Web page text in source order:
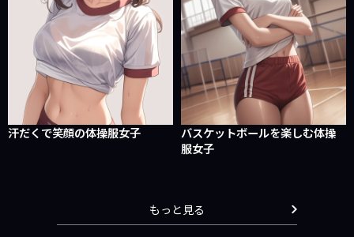
汗だくで笑顔の体操服女子
バスケットボールを楽しむ体操
服女子
もっと見る